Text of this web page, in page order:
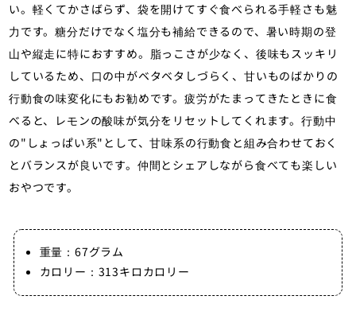
い。軽くてかさばらず、袋を開けてすぐ食べられる手軽さも魅
力です。糖分だけでなく塩分も補給できるので、暑い時期の登
山や縦走に特におすすめ。脂っこさが少なく、後味もスッキリ
しているため、口の中がベタベタしづらく、甘いものばかりの
行動食の味変化にもお勧めです。疲労がたまってきたときに食
べると、レモンの酸味が気分をリセットしてくれます。行動中
の"しょっぱい系"として、甘味系の行動食と組み合わせておく
とバランスが良いです。仲間とシェアしながら食べても楽しい
おやつです。
重量：67グラム
カロリー：313キロカロリー